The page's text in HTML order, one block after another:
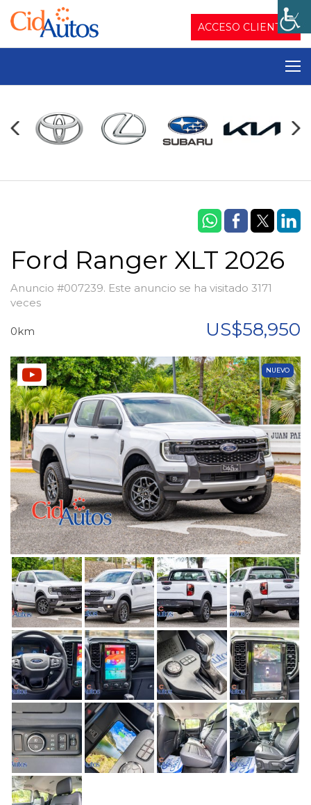
ACCESO CLIENTES
Ford Ranger XLT 2026
Anuncio #007239. Este anuncio se ha visitado 3171
veces
0km US$58,950
NUEVO